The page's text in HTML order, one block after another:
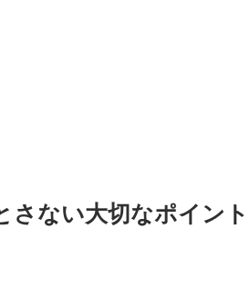
さない大切なポイント